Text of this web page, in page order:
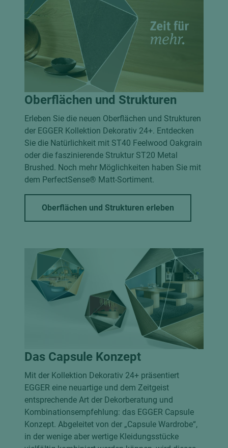
Oberflächen und Strukturen
Erleben Sie die neuen Oberflächen und Strukturen
der EGGER Kollektion Dekorativ 24+. Entdecken
Sie die Natürlichkeit mit ST40 Feelwood Oakgrain
oder die faszinierende Struktur ST20 Metal
Brushed. Noch mehr Möglichkeiten haben Sie mit
dem PerfectSense® Matt-Sortiment.
Oberflächen und Strukturen erleben
Das Capsule Konzept
Mit der Kollektion Dekorativ 24+ präsentiert
EGGER eine neuartige und dem Zeitgeist
entsprechende Art der Dekorberatung und
Kombinationsempfehlung: das EGGER Capsule
Konzept. Abgeleitet von der „Capsule Wardrobe“,
in der wenige aber wertige Kleidungsstücke